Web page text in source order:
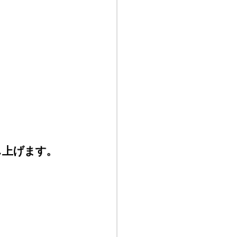
げます。